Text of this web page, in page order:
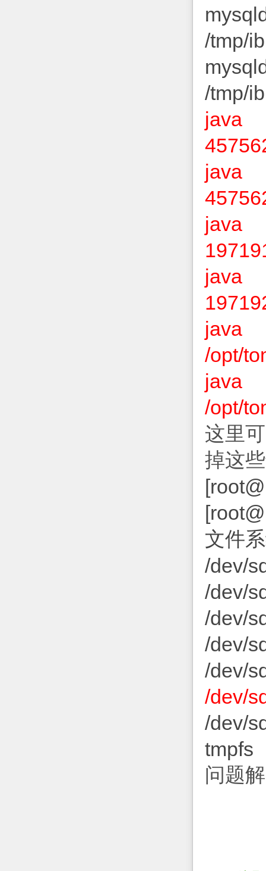
/tmp/
/tmp/
/opt/
/opt/
这里
掉这
文件
/dev/
/dev/
/dev/
/dev/
/dev/
/dev/
/dev/
问题